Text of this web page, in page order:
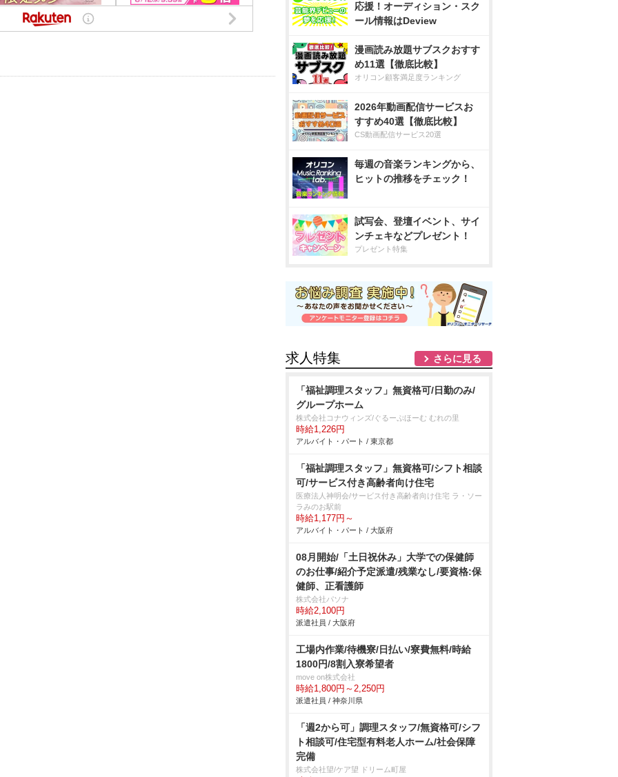
応援！オーディション・スク
ール情報はDeview
漫画読み放題サブスクおすす
め11選【徹底比較】
オリコン顧客満足度ランキング
2026年動画配信サービスお
すすめ40選【徹底比較】
CS動画配信サービス20選
毎週の音楽ランキングから、
ヒットの推移をチェック！
試写会、登壇イベント、サイ
ンチェキなどプレゼント！
プレゼント特集
求人特集 さらに見る
「福祉調理スタッフ」無資格可/日勤のみ/
グループホーム
株式会社コナウィンズ/ぐるーぷほーむ むれの里
時給1,226円
アルバイト・パート / 東京都
「福祉調理スタッフ」無資格可/シフト相談
可/サービス付き高齢者向け住宅
医療法人神明会/サービス付き高齢者向け住宅 ラ・ソー
ラみのお駅前
時給1,177円～
アルバイト・パート / 大阪府
08月開始/「土日祝休み」大学での保健師
のお仕事/紹介予定派遣/残業なし/要資格:保
健師、正看護師
株式会社パソナ
時給2,100円
派遣社員 / 大阪府
工場内作業/待機寮/日払い/寮費無料/時給
1800円/8割入寮希望者
move on株式会社
時給1,800円～2,250円
派遣社員 / 神奈川県
「週2から可」調理スタッフ/無資格可/シフ
ト相談可/住宅型有料老人ホーム/社会保障
完備
株式会社望/ケア望 ドリーム町屋